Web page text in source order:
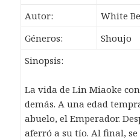
Autor:
White
Géneros:
Shoujo
Sinopsis:
La vida de Lin Miaoke
demás. A una edad
abuelo, el Emperador.
aferró a su tío. Al final,